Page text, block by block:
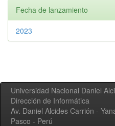
Fecha de lanzamiento
2023
Universidad Nacional Daniel
Dirección de Informática
Av. Daniel Alcides Carrión -
Pasco - Perú